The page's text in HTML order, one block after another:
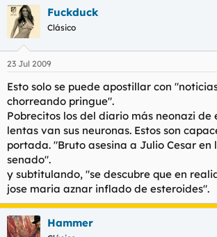
Fuckduck
Clásico
23 Jul 2009
Esto solo se puede apostillar con
chorreando pringue".
Pobrecitos los del diario más neonazi de
lentas van sus neuronas. Estos son
portada. "Bruto asesina a Julio Cesar en
senado".
y subtitulando, "se descubre que en
jose maria aznar inflado de esteroides".
Hammer